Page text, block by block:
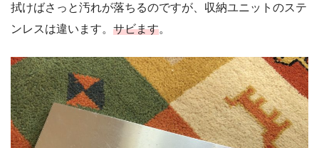
拭けばさっと汚れが落ちるのですが、収納ユニットのステ
ンレスは違います。 サビます。